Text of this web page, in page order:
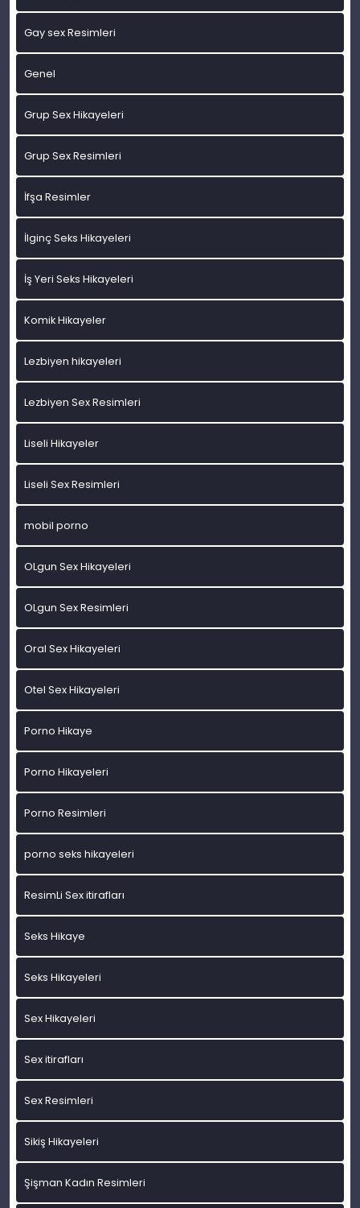
Gay sex Resimleri
Genel
Grup Sex Hikayeleri
Grup Sex Resimleri
İfşa Resimler
İlginç Seks Hikayeleri
İş Yeri Seks Hikayeleri
Komik Hikayeler
Lezbiyen hikayeleri
Lezbiyen Sex Resimleri
Liseli Hikayeler
Liseli Sex Resimleri
mobil porno
OLgun Sex Hikayeleri
OLgun Sex Resimleri
Oral Sex Hikayeleri
Otel Sex Hikayeleri
Porno Hikaye
Porno Hikayeleri
Porno Resimleri
porno seks hikayeleri
ResimLi Sex itirafları
Seks Hikaye
Seks Hikayeleri
Sex Hikayeleri
Sex itirafları
Sex Resimleri
Sikiş Hikayeleri
Şişman Kadın Resimleri